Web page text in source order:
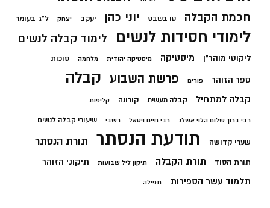
חכמת הקבלה טו בשבט יוני כהן יעקב יצחק ל"ג בעומר
לימודי חסידות לנשים לימוד קבלה לנשים
ליקוטי מוהר"ן מיסטיקה מיסטיקה יהודית מלחמה סוכות
ספר הזוהר פורים פרשת השבוע קבלה
קבלה למתחיל קבלה מעשית קורונה קליפות
רבי ברוך שלום הלוי אשלג רבי חיים ויטאל רשבי שיעורי קבלה לנשים
שערי קדושה תודעת הנסתר תורת הנסתר
תורת הסוד תורת הקבלה תיקון ליל שבועות תיקוני הזוהר
תלמוד עשר הספירות תפילה